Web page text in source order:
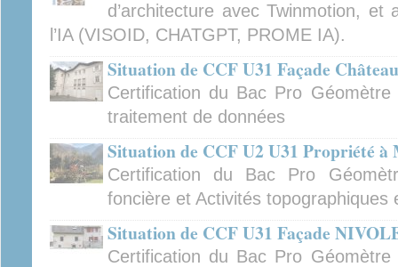
d’architecture avec Twinmotion, et
l’IA (VISOID, CHATGPT, PROME IA).
Situation de CCF U31 Façade
Certification du Bac Pro
traitement de données
Situation de CCF U2 U31 Propriété
Certification du Bac Pro
foncière et Activités topographiques
Situation de CCF U31 Façade
Certification du Bac Pro